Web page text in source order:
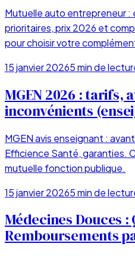
Mutuelle auto entrepreneur :
prioritaires, prix 2026 et
pour choisir votre
15 janvier 20265min de
MGEN 2026 : tarifs,
inconvénients
MGEN avis enseignant :
Efficience Santé, garanties.
mutuelle fonction publique.
15 janvier 20265min de
Médecines Douces :
Remboursements